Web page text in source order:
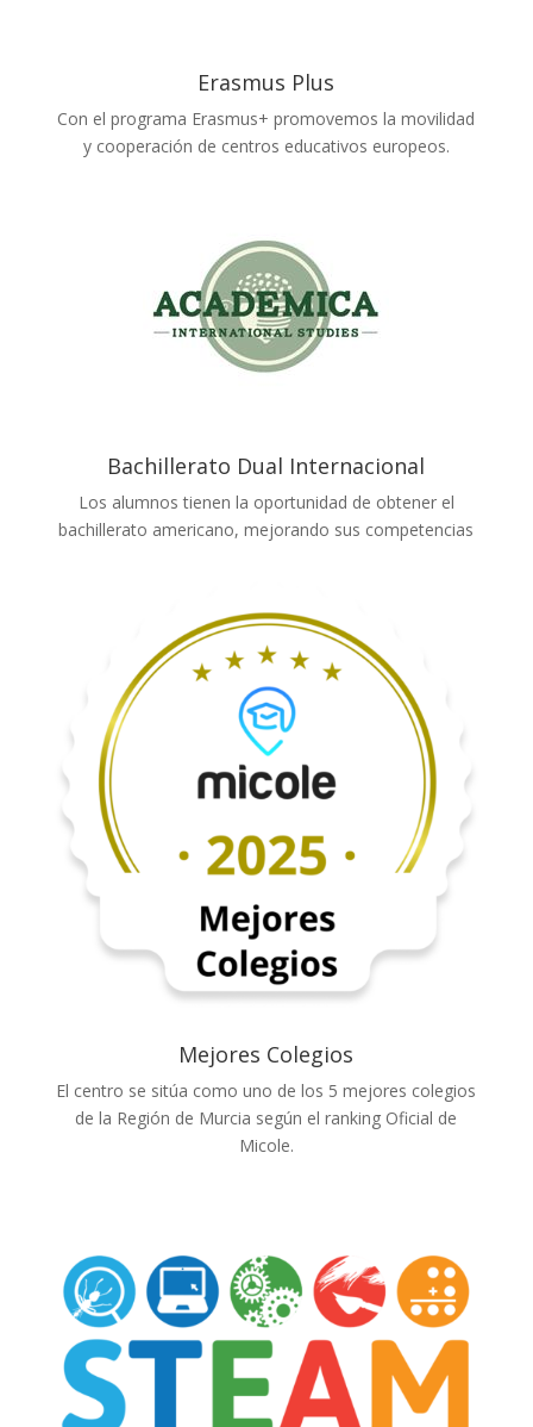
Erasmus Plus
Con el programa Erasmus+ promovemos la movilidad
y cooperación de centros educativos europeos.
Bachillerato Dual Internacional
Los alumnos tienen la oportunidad de obtener el
bachillerato americano, mejorando sus competencias
Mejores Colegios
El centro se sitúa como uno de los 5 mejores colegios
de la Región de Murcia según el ranking Oficial de
Micole.